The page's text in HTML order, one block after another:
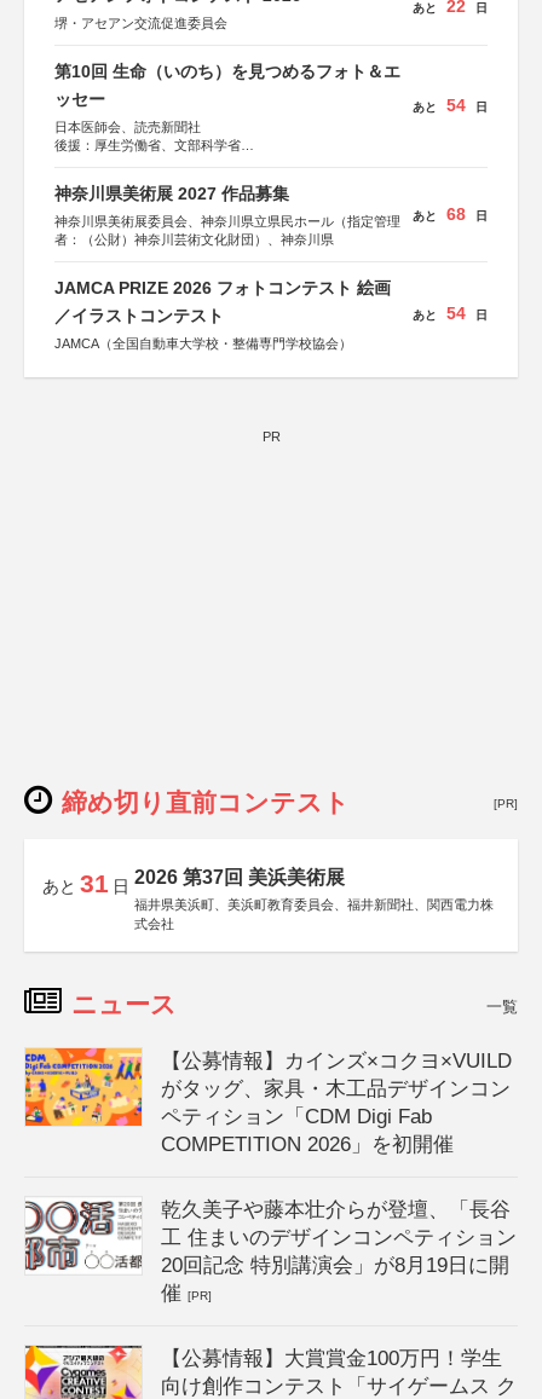
堺・アセアン交流促進委員会
あと 22 日
第10回 生命（いのち）を見つめるフォト＆エ
ッセー
日本医師会、読売新聞社
後援：厚生労働省、文部科学省
しん生命保険株式会社
あと 54 日
神奈川県美術展 2027 作品募集
神奈川県美術展委員会、神奈川県立県民ホール（指定管理
者：（公財）神奈川芸術文化財団）、神奈川県
あと 68 日
JAMCA PRIZE 2026 フォトコンテスト 絵画
／イラストコンテスト
JAMCA（全国自動車大学校・整備専門学校協会）
あと 54 日
PR
締め切り直前コンテスト [PR]
あと 31 日 2026 第37回 美浜美術展
福井県美浜町、美浜町教育委員会、福井新聞社、関西電力株
式会社
ニュース 一覧
【公募情報】カインズ×コクヨ×VUILD
がタッグ、家具・木工品デザインコン
ペティション「CDM Digi Fab
COMPETITION 2026」を初開催
乾久美子や藤本壮介らが登壇、「長谷
工 住まいのデザインコンペティション
20回記念 特別講演会」が8月19日に開
催[PR]
【公募情報】大賞賞金100万円！学生
向け創作コンテスト「サイゲームス ク